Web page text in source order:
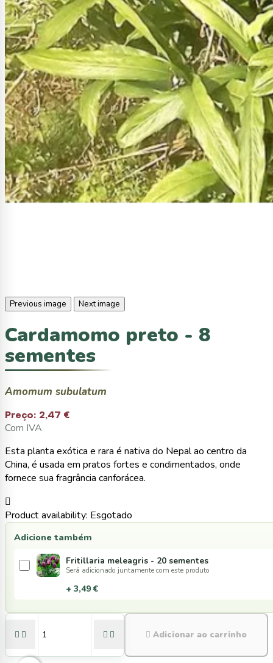
Previous image Next image
Cardamomo preto - 8
sementes
Amomum subulatum
Preço: 2,47 €
Com IVA
Esta planta exótica e rara é nativa do Nepal ao centro da
China, é usada em pratos fortes e condimentados, onde
fornece sua fragrância canforácea.

Product availability: Esgotado
     Adicionar ao carrinho
Adicione também
Fritillaria meleagris - 20 sementes
Será adicionado juntamente com este produto
+ 3,49 €